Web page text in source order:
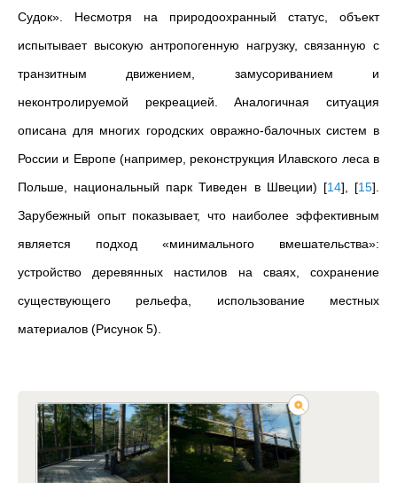
Судок». Несмотря на природоохранный статус, объект
испытывает высокую антропогенную нагрузку, связанную с
транзитным движением, замусориванием и
неконтролируемой рекреацией. Аналогичная ситуация
описана для многих городских овражно-балочных систем в
России и Европе (например, реконструкция Илавского леса в
Польше, национальный парк Тиведен в Швеции) [14], [15].
Зарубежный опыт показывает, что наиболее эффективным
является подход «минимального вмешательства»:
устройство деревянных настилов на сваях, сохранение
существующего рельефа, использование местных
материалов (Рисунок 5).